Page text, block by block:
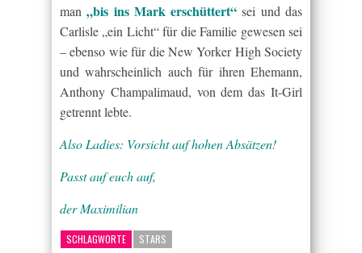
man„bis ins Mark erschüttert“ sei und das
Carlisle „ein Licht“ für die Familie gewesen sei
– ebenso wie für die New Yorker High Society
und wahrscheinlich auch für ihren Ehemann,
Anthony Champalimaud, von dem das It-Girl
getrennt lebte.
Also Ladies: Vorsicht auf hohen Absätzen!
Passt auf euch auf,
der Maximilian
SCHLAGWORTE STARS